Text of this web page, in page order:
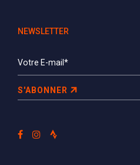
NEWSLETTER
S'ABONNER